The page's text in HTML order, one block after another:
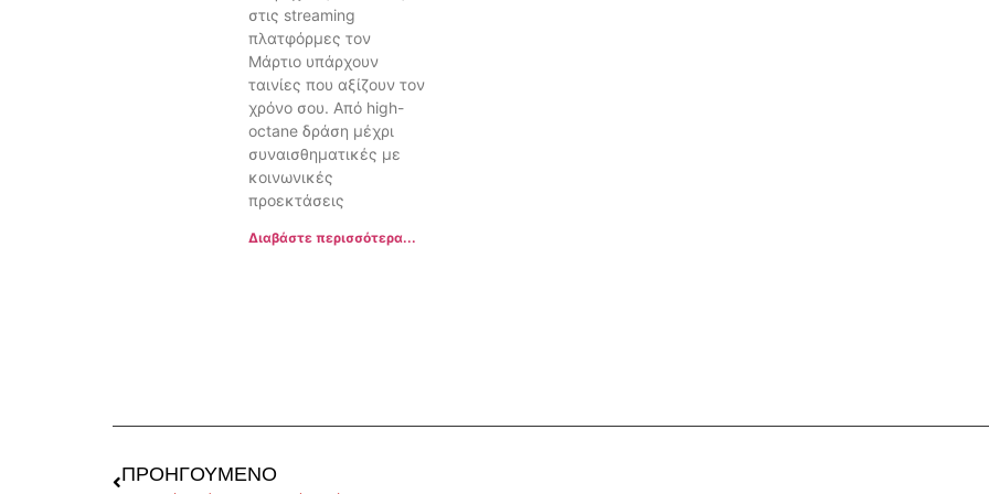
στις streaming
πλατφόρμες τον
Μάρτιο υπάρχουν
ταινίες που αξίζουν τον
χρόνο σου. Από high-
octane δράση μέχρι
συναισθηματικές με
κοινωνικές
προεκτάσεις
Διαβάστε περισσότερα...
ΠΡΟΗΓΟΎΜΕΝΟ